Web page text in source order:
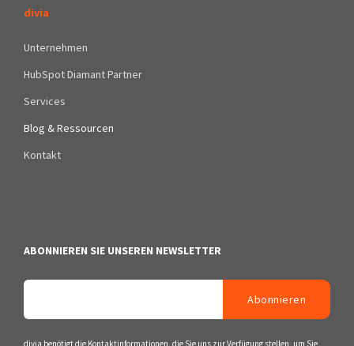
divia
Unternehmen
HubSpot Diamant Partner
Services
Blog & Ressourcen
Kontakt
ABONNIEREN SIE UNSEREN NEWSLETTER